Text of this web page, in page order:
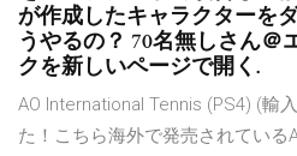
が作成したキャラクターを
うやるの？ 70名無しさん＠
クを新しいページで開く.
AO International Tennis (PS4) (輸
た！こちら海外で発売されている